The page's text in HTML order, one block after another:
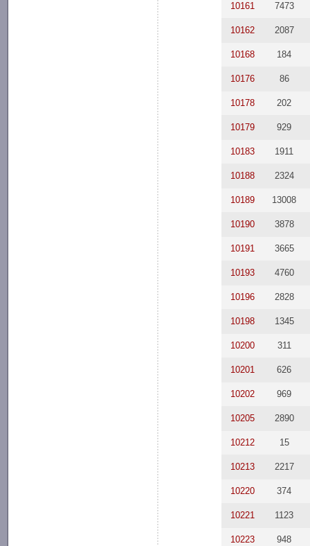
10161 7473
10162 2087
10168 184
10176 86
10178 202
10179 929
10183 1911
10188 2324
10189 13008
10190 3878
10191 3665
10193 4760
10196 2828
10198 1345
10200 311
10201 626
10202 969
10205 2890
10212 15
10213 2217
10220 374
10221 1123
10223 948